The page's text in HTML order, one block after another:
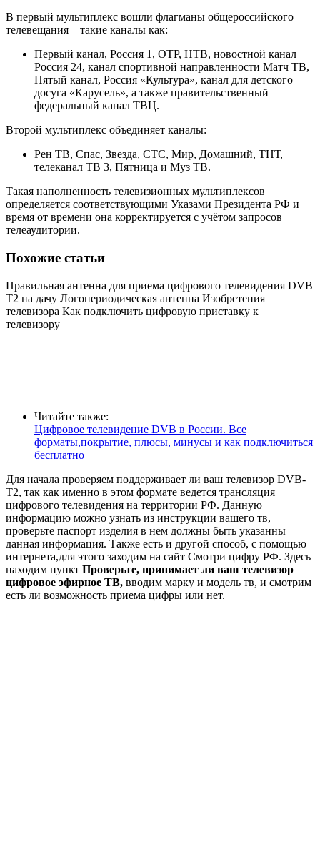
В первый мультиплекс вошли флагманы общероссийского
телевещания – такие каналы как:
Первый канал, Россия 1, ОТР, НТВ, новостной канал
Россия 24, канал спортивной направленности Матч ТВ,
Пятый канал, Россия «Культура», канал для детского
досуга «Карусель», а также правительственный
федеральный канал ТВЦ.
Второй мультиплекс объединяет каналы:
Рен ТВ, Спас, Звезда, СТС, Мир, Домашний, ТНТ,
телеканал ТВ 3, Пятница и Муз ТВ.
Такая наполненность телевизионных мультиплексов
определяется соответствующими Указами Президента РФ и
время от времени она корректируется с учётом запросов
телеаудитории.
Похожие статьи
Правильная антенна для приема цифрового телевидения DVB
T2 на дачу Логопериодическая антенна Изобретения
телевизора Как подключить цифровую приставку к
телевизору
Читайте также:
Цифровое телевидение DVB в России. Все
форматы,покрытие, плюсы, минусы и как подключиться
бесплатно
Для начала проверяем поддерживает ли ваш телевизор DVB-
T2, так как именно в этом формате ведется трансляция
цифрового телевидения на территории РФ. Данную
информацию можно узнать из инструкции вашего тв,
проверьте паспорт изделия в нем должны быть указанны
данная информация. Также есть и другой способ, с помощью
интернета,для этого заходим на сайт Смотри цифру РФ. Здесь
находим пункт Проверьте, принимает ли ваш телевизор
цифровое эфирное ТВ, вводим марку и модель тв, и смотрим
есть ли возможность приема цифры или нет.